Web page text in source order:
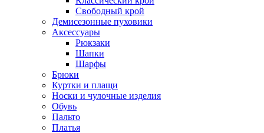
Свободный крой
Демисезонные пуховики
Аксессуары
Рюкзаки
Шапки
Шарфы
Брюки
Куртки и плащи
Носки и чулочные изделия
Обувь
Пальто
Платья